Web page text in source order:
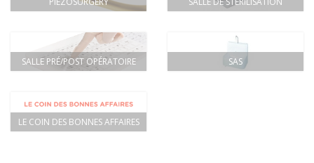
SALLE PRÉ/POST OPÉRATOIRE SAS
LE COIN DES BONNES AFFAIRES